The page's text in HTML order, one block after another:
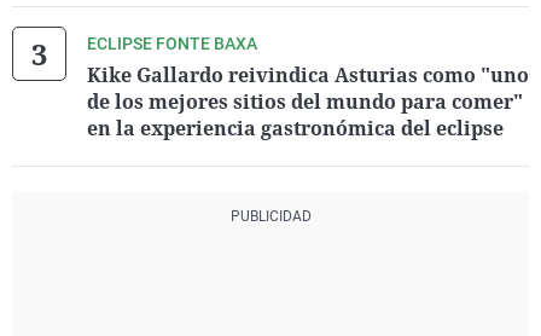
ECLIPSE FONTE BAXA
Kike Gallardo reivindica Asturias como "uno
de los mejores sitios del mundo para comer"
en la experiencia gastronómica del eclipse